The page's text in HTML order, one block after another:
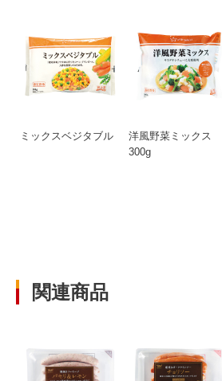
ミックスベジタブル
洋風野菜ミックス
300g
関連商品